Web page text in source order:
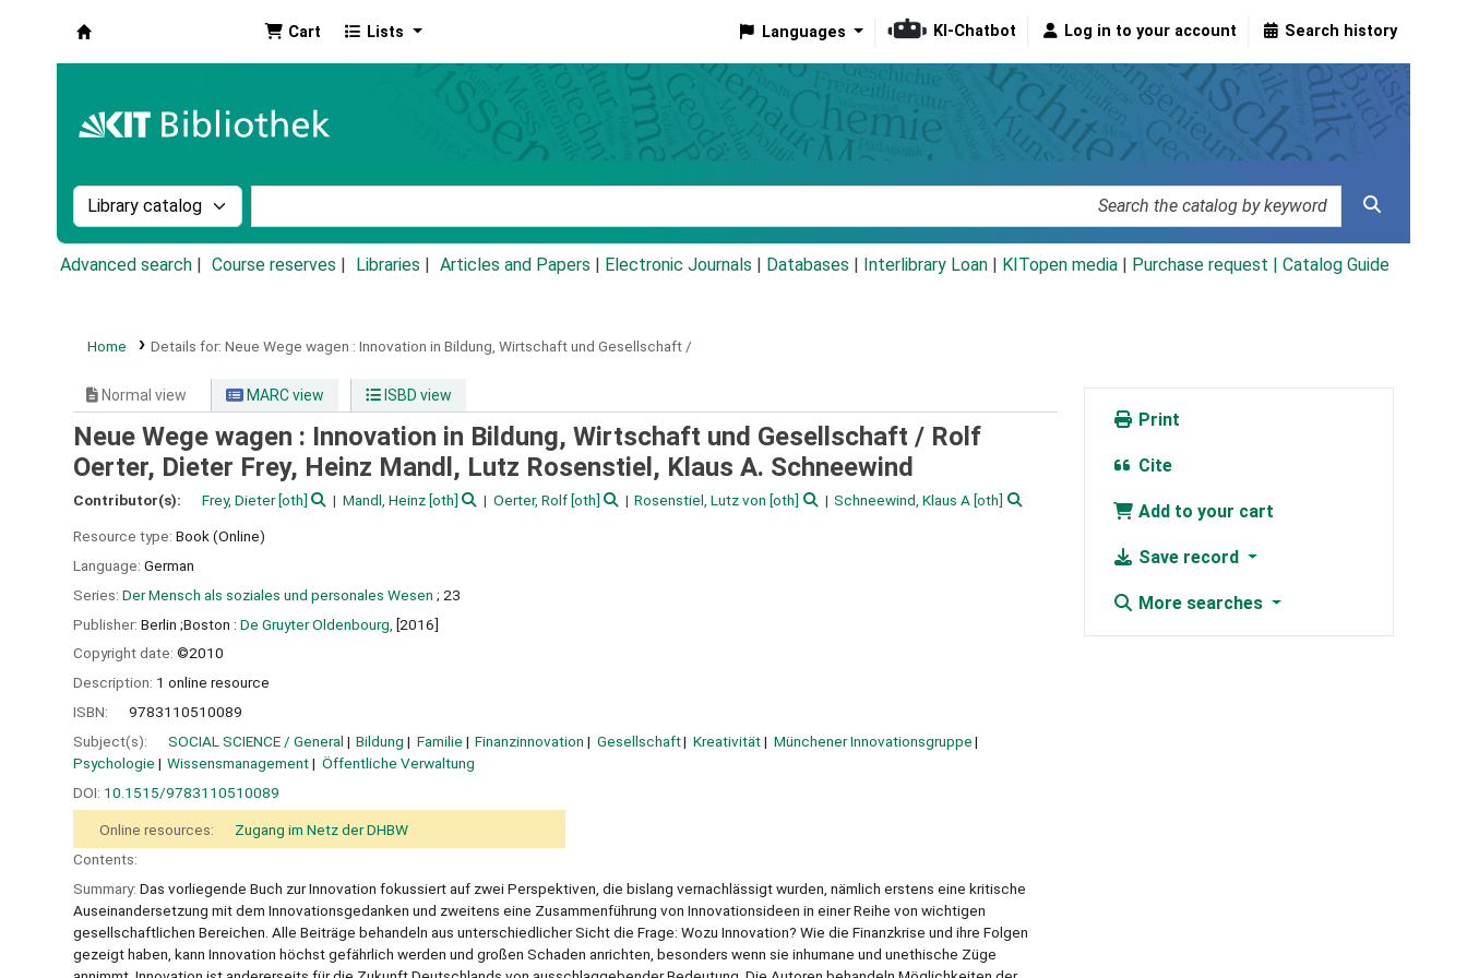
Cart Lists Languages KI-Chatbot Log in to your account Search history
Search the catalog by:
Advanced search Course reserves Libraries Articles and Papers Electronic Journals Databases Interlibrary Loan KITopen media Purchase request | Catalog Guide
Home Details for: Neue Wege wagen : Innovation in Bildung, Wirtschaft und Gesellschaft /
Normal view MARC view ISBD view
Neue Wege wagen : Innovation in Bildung, Wirtschaft und Gesellschaft / Rolf
Oerter, Dieter Frey, Heinz Mandl, Lutz Rosenstiel, Klaus A. Schneewind
Contributor(s): Frey, Dieter[oth] Mandl, Heinz[oth] Oerter, Rolf[oth] Rosenstiel, Lutz von [oth] Schneewind, Klaus A [oth]
Resource type: Book (Online)
Language: German
Series: Der Mensch als soziales und personales Wesen ; 23
Publisher: Berlin ;Boston : De Gruyter Oldenbourg, [2016]
Copyright date: ©2010
Description: 1 online resource
ISBN:
9783110510089
Subject(s):
SOCIAL SCIENCE / General Bildung Familie Finanzinnovation Gesellschaft Kreativität
Münchener Innovationsgruppe
Psychologie
Wissensmanagement
Öffentliche Verwaltung
DOI: 10.1515/9783110510089
Online resources:
Zugang im Netz der DHBW
Contents:
Summary: Das vorliegende Buch zur Innovation fokussiert auf zwei Perspektiven, die bislang vernachlässigt wurden, nämlich erstens eine kritische
Auseinandersetzung mit dem Innovationsgedanken und zweitens eine Zusammenführung von Innovationsideen in einer Reihe von wichtigen
gesellschaftlichen Bereichen. Alle Beiträge behandeln aus unterschiedlicher Sicht die Frage: Wozu Innovation? Wie die Finanzkrise und ihre Folgen
gezeigt haben, kann Innovation höchst gefährlich werden und großen Schaden anrichten, besonders wenn sie inhumane und unethische Züge
Print
Cite
Add to your cart
Save record
More searches